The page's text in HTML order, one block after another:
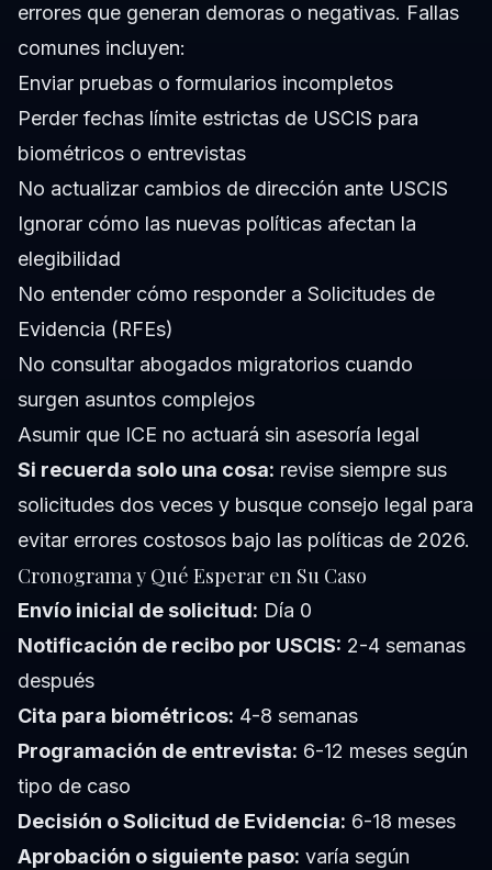
errores que generan demoras o negativas. Fallas
comunes incluyen:
Enviar pruebas o formularios incompletos
Perder fechas límite estrictas de USCIS para
biométricos o entrevistas
No actualizar cambios de dirección ante USCIS
Ignorar cómo las nuevas políticas afectan la
elegibilidad
No entender cómo responder a Solicitudes de
Evidencia (RFEs)
No consultar abogados migratorios cuando
surgen asuntos complejos
Asumir que ICE no actuará sin asesoría legal
Si recuerda solo una cosa: revise siempre sus
solicitudes dos veces y busque consejo legal para
evitar errores costosos bajo las políticas de 2026.
Cronograma y Qué Esperar en Su Caso
Envío inicial de solicitud: Día 0
Notificación de recibo por USCIS: 2-4 semanas
después
Cita para biométricos: 4-8 semanas
Programación de entrevista: 6-12 meses según
tipo de caso
Decisión o Solicitud de Evidencia: 6-18 meses
Aprobación o siguiente paso: varía según